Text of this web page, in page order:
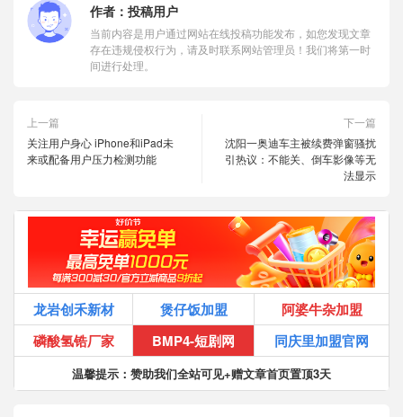
作者： 投稿用户
当前内容是用户通过网站在线投稿功能发布，如您发现文章
存在违规侵权行为，请及时联系网站管理员！我们将第一时
间进行处理。
上一篇
关注用户身心 iPhone和iPad未
来或配备用户压力检测功能
下一篇
沈阳一奥迪车主被续费弹窗骚扰
引热议：不能关、倒车影像等无
法显示
龙岩创禾新材 煲仔饭加盟
阿婆牛杂加盟
磷酸氢锆厂家
BMP4-短剧网 同庆里加盟官网
温馨提示：赞助我们全站可见+赠文章首页置顶3天